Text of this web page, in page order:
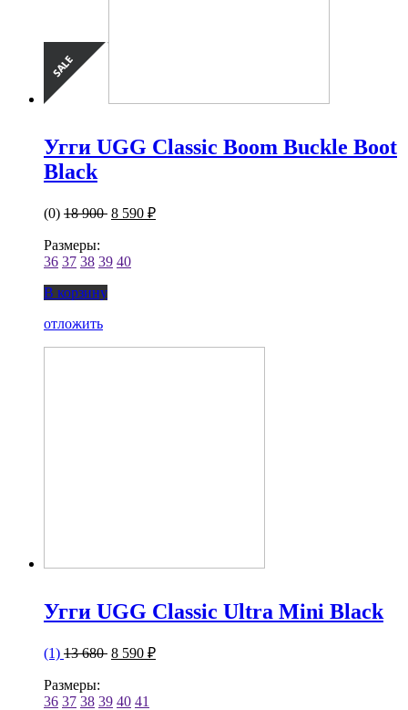
Угги UGG Classic Boom Buckle Boot
Black
(0) 18 900 8 590 ₽
Размеры:
36 37 38 39 40
В корзину
отложить
Угги UGG Classic Ultra Mini Black
(1) 13 680 8 590 ₽
Размеры:
36 37 38 39 40 41